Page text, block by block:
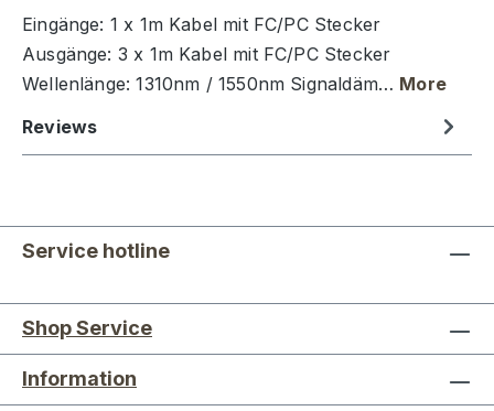
Eingänge: 1 x 1m Kabel mit FC/PC Stecker
Ausgänge: 3 x 1m Kabel mit FC/PC Stecker
Wellenlänge: 1310nm / 1550nm Signaldäm… More
Reviews
Service hotline
Shop Service
Information